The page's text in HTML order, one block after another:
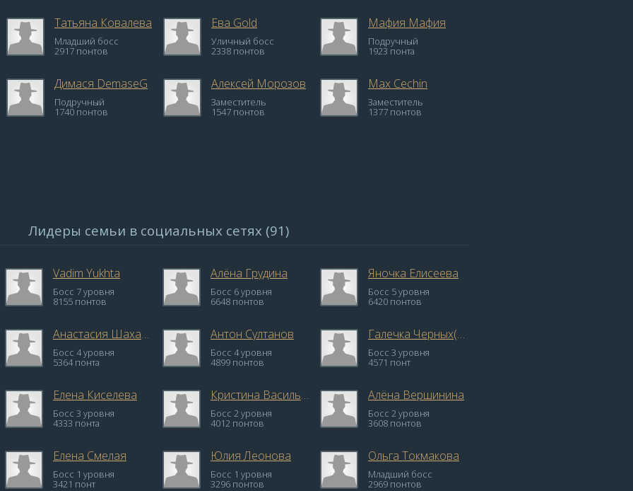
Татьяна Ковалева
Младший босс
2917 понтов
Ева Gold
Уличный босс
2338 понтов
Мафия Мафия
Подручный
1923 понта
Димася DemaseG
Подручный
1740 понтов
Алексей Морозов
Заместитель
1547 понтов
Max Cechin
Заместитель
1377 понтов
Лидеры семьи в социальных сетях (91)
Vadim Yukhta
Босс 7 уровня
8155 понтов
Алёна Грудина
Босс 6 уровня
6648 понтов
Яночка Елисеева
Босс 5 уровня
6420 понтов
Анастасия Шаханова
Босс 4 уровня
5364 понта
Антон Султанов
Босс 4 уровня
4899 понтов
Галечка Черных(Игнатова)
Босс 3 уровня
4571 понт
Елена Киселева
Босс 3 уровня
4333 понта
Кристина Васильева
Босс 2 уровня
4012 понтов
Алёна Вершинина
Босс 2 уровня
3608 понтов
Елена Смелая
Босс 1 уровня
3421 понт
Юлия Леонова
Босс 1 уровня
3296 понтов
Ольга Токмакова
Младший босс
2969 понтов